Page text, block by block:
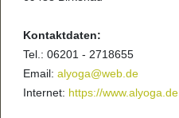
Kontaktdaten:
Tel.: 06201 - 2718655
Email: alyoga@web.de
Internet: https://www.alyoga.de